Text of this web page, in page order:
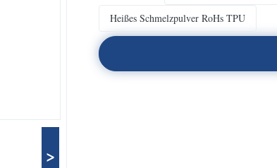
>
Heißes Schmelzpulver RoHs TPU